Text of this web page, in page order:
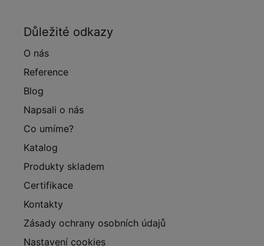
Důležité odkazy
O nás
Reference
Blog
Napsali o nás
Co umíme?
Katalog
Produkty skladem
Certifikace
Kontakty
Zásady ochrany osobních údajů
Nastavení cookies